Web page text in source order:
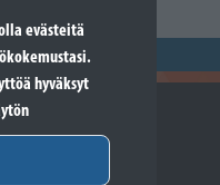
evästeitä
hyväksyt